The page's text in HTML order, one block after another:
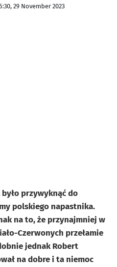
29 November 2023
przywyknąć do
polskiego napastnika.
na to, że przynajmniej w
Czerwonych przełamie
jednak Robert
na dobre i ta niemoc